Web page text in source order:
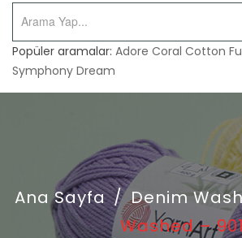
Popüler aramalar: Adore Coral Cotton
Symphony Dream
Ana Sayfa / Denim
Washed –